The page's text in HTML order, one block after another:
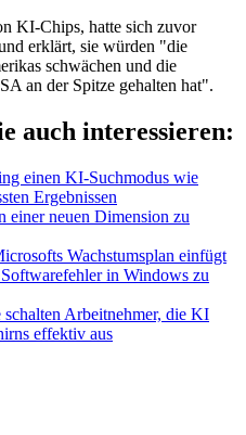
KI-Chips, hatte sich zuvor
erklärt, sie würden "die
schwächen und die
an der Spitze gehalten hat".
auch interessieren:
einen KI-Suchmodus wie
Ergebnissen
neuen Dimension zu
Wachstumsplan einfügt
in Windows zu
Arbeitnehmer, die KI
effektiv aus